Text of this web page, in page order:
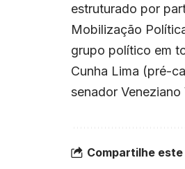
estruturado por
Mobilização
grupo político em
Cunha Lima (pré-
senador
Compartilhe